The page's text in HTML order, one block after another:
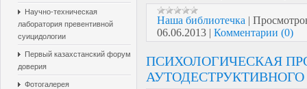
Научно-техническая
лаборатория превентивной
суицидологии
Первый казахстанский форум
доверия
Фотогалерея
Наша библиотечка |
06.06.2013 | Комментарии (0)
ПСИХОЛОГИЧЕСКАЯ